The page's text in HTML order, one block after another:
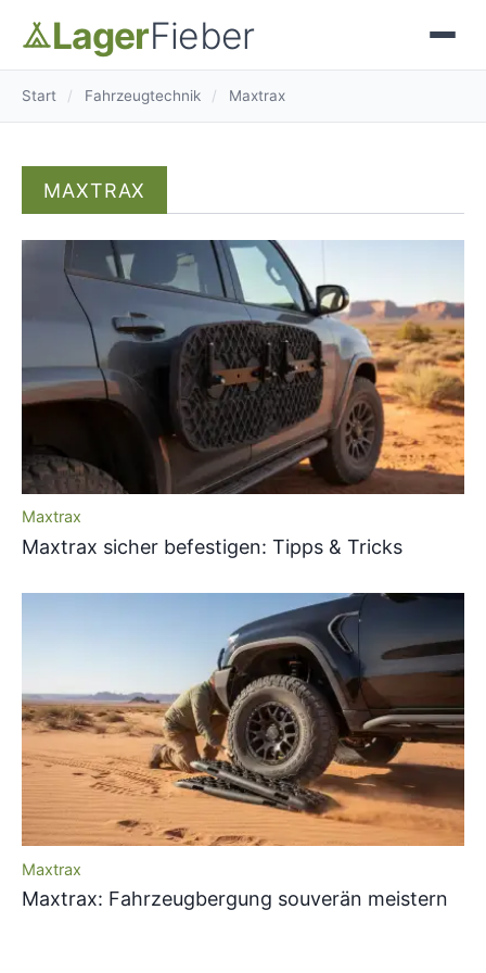
LagerFieber
Start / Fahrzeugtechnik / Maxtrax
MAXTRAX
Maxtrax
Maxtrax sicher befestigen: Tipps & Tricks
Maxtrax
Maxtrax: Fahrzeugbergung souverän meistern